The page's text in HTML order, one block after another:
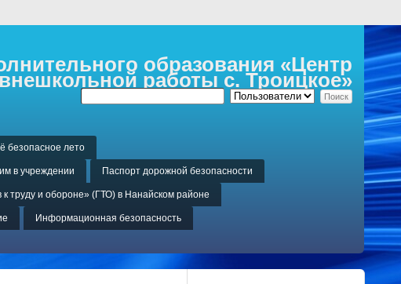
образования «Центр
внешкольной работы с. Троицкое»
безопасное лето
в учреждении Паспорт дорожной безопасности
к труду и обороне» (ГТО) в Нанайском районе
Информационная безопасность